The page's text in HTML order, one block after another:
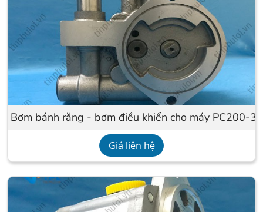
Bơm bánh răng - bơm điều khiển cho máy PC200-
Giá liên hệ